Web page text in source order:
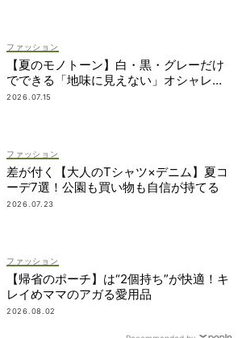
ファッション
【夏のモノトーン】白・黒・グレーだけ
でできる「地味に見えない」オシャレ４
選
2026.07.15
ファッション
差が付く【大人のTシャツ×デニム】夏コ
ーデ7選！公園も買い物も自信が持てる
2026.07.23
ファッション
【帰省のポーチ】は“2個持ち”が快適！キ
レイめママのアガる愛用品
2026.08.02